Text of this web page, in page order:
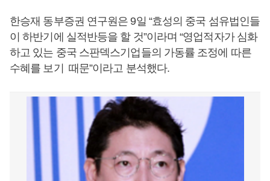
한승재 동부증권 연구원은 9일 “효성의 중국 섬유법인들
이 하반기에 실적반등을 할 것”이라며 “영업적자가 심화
하고 있는 중국 스판덱스기업들의 가동률 조정에 따른
수혜를 보기 때문”이라고 분석했다.